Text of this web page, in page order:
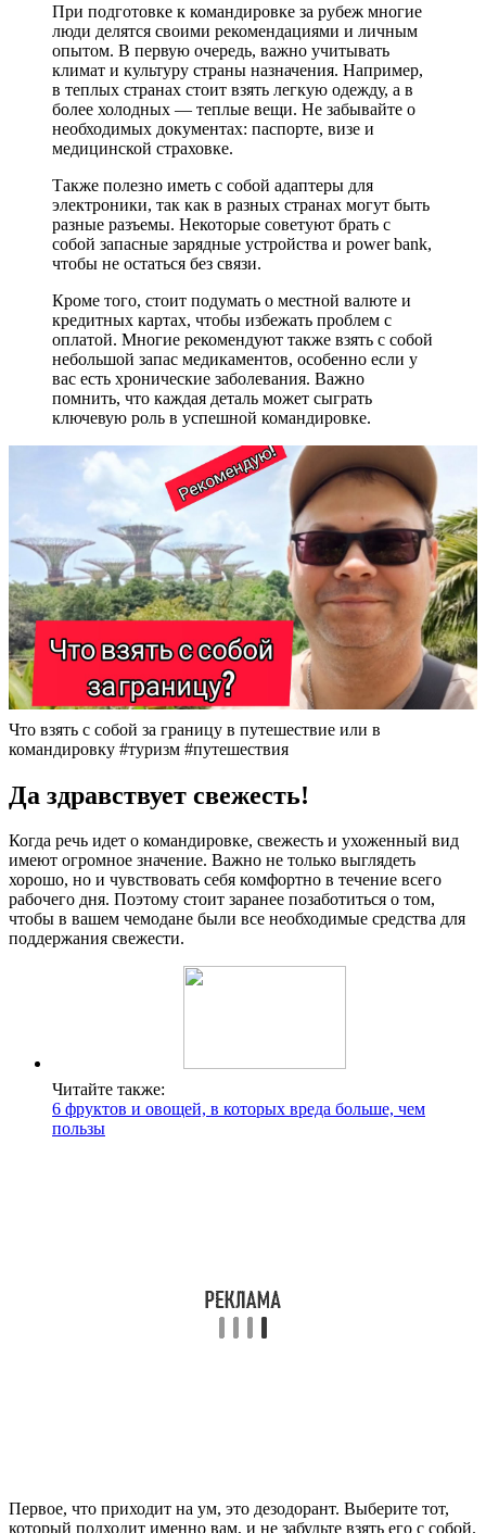
При подготовке к командировке за рубеж многие
люди делятся своими рекомендациями и личным
опытом. В первую очередь, важно учитывать
климат и культуру страны назначения. Например,
в теплых странах стоит взять легкую одежду, а в
более холодных — теплые вещи. Не забывайте о
необходимых документах: паспорте, визе и
медицинской страховке.
Также полезно иметь с собой адаптеры для
электроники, так как в разных странах могут быть
разные разъемы. Некоторые советуют брать с
собой запасные зарядные устройства и power bank,
чтобы не остаться без связи.
Кроме того, стоит подумать о местной валюте и
кредитных картах, чтобы избежать проблем с
оплатой. Многие рекомендуют также взять с собой
небольшой запас медикаментов, особенно если у
вас есть хронические заболевания. Важно
помнить, что каждая деталь может сыграть
ключевую роль в успешной командировке.
Что взять с собой за границу в путешествие или в
командировку #туризм #путешествия
Да здравствует свежесть!
Когда речь идет о командировке, свежесть и ухоженный вид
имеют огромное значение. Важно не только выглядеть
хорошо, но и чувствовать себя комфортно в течение всего
рабочего дня. Поэтому стоит заранее позаботиться о том,
чтобы в вашем чемодане были все необходимые средства для
поддержания свежести.
Читайте также:
6 фруктов и овощей, в которых вреда больше, чем
пользы
Первое, что приходит на ум, это дезодорант. Выберите тот,
который подходит именно вам, и не забудьте взять его с собой.